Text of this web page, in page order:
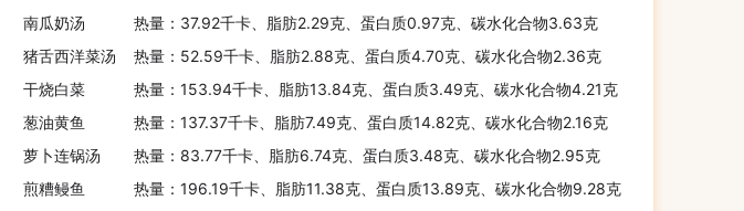
南瓜奶汤
热量：37.92千卡、脂肪2.29克、蛋白质0.97克、碳水化合物3.63克
猪舌西洋菜汤
热量：52.59千卡、脂肪2.88克、蛋白质4.70克、碳水化合物2.36克
干烧白菜
热量：153.94千卡、脂肪13.84克、蛋白质3.49克、碳水化合物4.21克
葱油黄鱼
热量：137.37千卡、脂肪7.49克、蛋白质14.82克、碳水化合物2.16克
萝卜连锅汤
热量：83.77千卡、脂肪6.74克、蛋白质3.48克、碳水化合物2.95克
煎糟鳗鱼
热量：196.19千卡、脂肪11.38克、蛋白质13.89克、碳水化合物9.28克